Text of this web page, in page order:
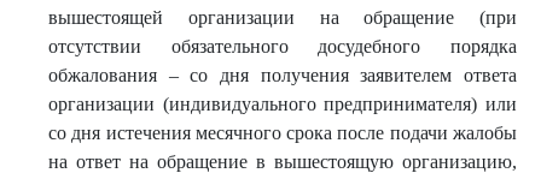
вышестоящей организации на обращение (при
отсутствии обязательного досудебного порядка
обжалования – со дня получения заявителем ответа
организации (индивидуального предпринимателя) или
со дня истечения месячного срока после подачи жалобы
на ответ на обращение в вышестоящую организацию,